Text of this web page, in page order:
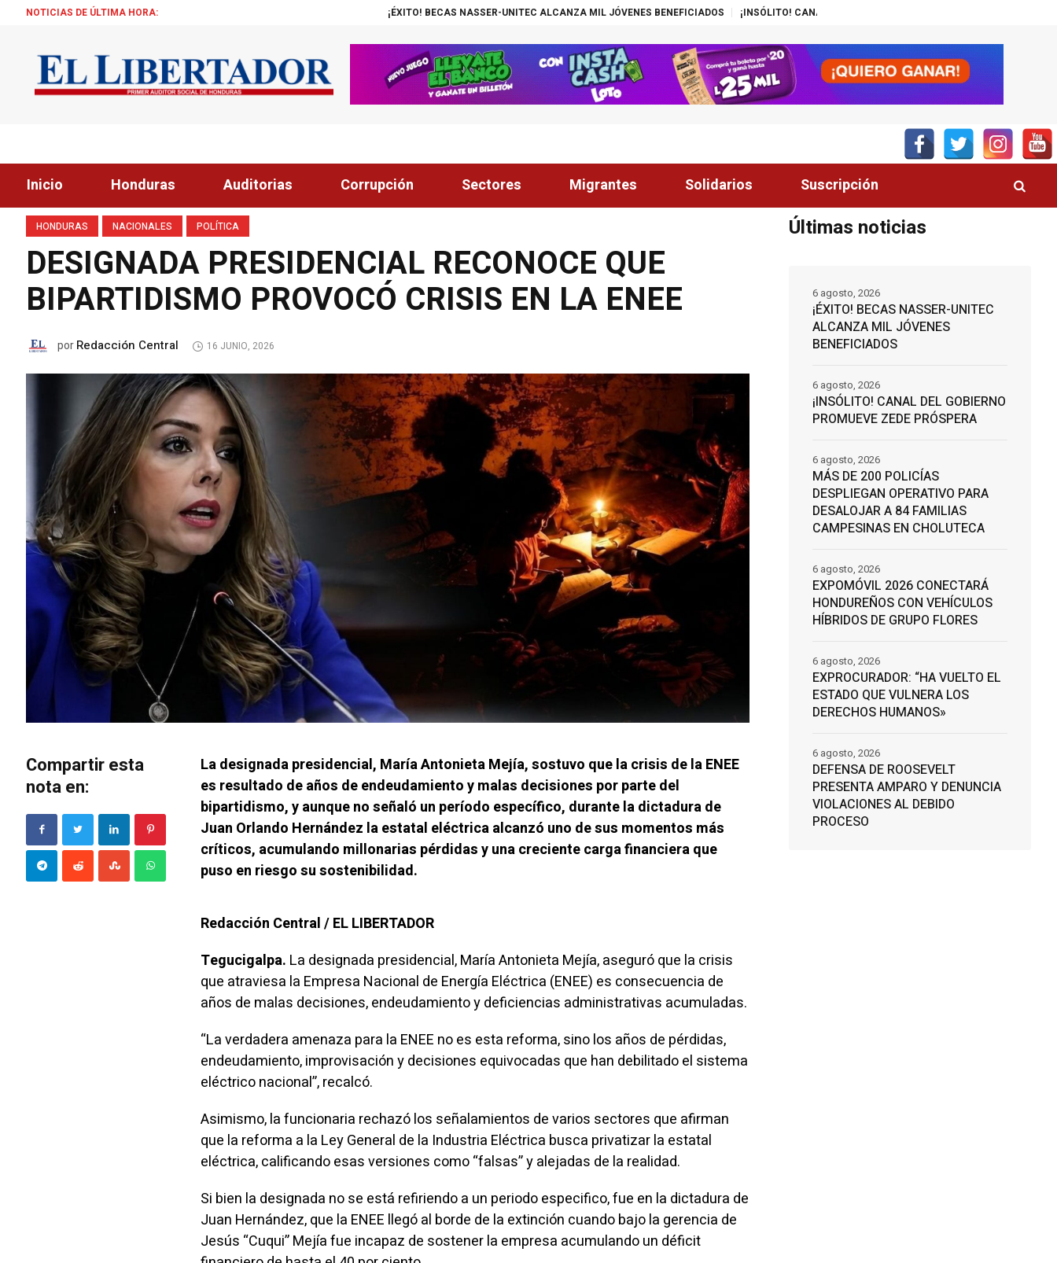
NOTICIAS DE ÚLTIMA HORA: ¡ÉXITO! BECAS NASSER-UNITEC ALCANZA MIL JÓVENES BENEFICIADOS ¡INSÓLITO! CANAL DEL GOBIERNO PROMUEVE ZEDE PRÓSPERA
Inicio Honduras Auditorias Corrupción Sectores Migrantes Solidarios Suscripción
HONDURAS NACIONALES POLÍTICA
DESIGNADA PRESIDENCIAL RECONOCE QUE
BIPARTIDISMO PROVOCÓ CRISIS EN LA ENEE
porRedacción Central 16 JUNIO, 2026
Compartir esta
nota en:
La designada presidencial, María Antonieta Mejía, sostuvo que la crisis de la ENEE
es resultado de años de endeudamiento y malas decisiones por parte del
bipartidismo, y aunque no señaló un período específico, durante la dictadura de
Juan Orlando Hernández la estatal eléctrica alcanzó uno de sus momentos más
críticos, acumulando millonarias pérdidas y una creciente carga financiera que
puso en riesgo su sostenibilidad.
Redacción Central / EL LIBERTADOR
Tegucigalpa. La designada presidencial, María Antonieta Mejía, aseguró que la crisis
que atraviesa la Empresa Nacional de Energía Eléctrica (ENEE) es consecuencia de
años de malas decisiones, endeudamiento y deficiencias administrativas acumuladas.
“La verdadera amenaza para la ENEE no es esta reforma, sino los años de pérdidas,
endeudamiento, improvisación y decisiones equivocadas que han debilitado el sistema
eléctrico nacional”, recalcó.
Asimismo, la funcionaria rechazó los señalamientos de varios sectores que afirman
que la reforma a la Ley General de la Industria Eléctrica busca privatizar la estatal
eléctrica, calificando esas versiones como “falsas” y alejadas de la realidad.
Si bien la designada no se está refiriendo a un periodo especifico, fue en la dictadura de
Juan Hernández, que la ENEE llegó al borde de la extinción cuando bajo la gerencia de
Jesús “Cuqui” Mejía fue incapaz de sostener la empresa acumulando un déficit
Últimas noticias
¡ÉXITO! BECAS NASSER-UNITEC
ALCANZA MIL JÓVENES
BENEFICIADOS
6 agosto, 2026
¡INSÓLITO! CANAL DEL GOBIERNO
PROMUEVE ZEDE PRÓSPERA
6 agosto, 2026
MÁS DE 200 POLICÍAS
DESPLIEGAN OPERATIVO PARA
DESALOJAR A 84 FAMILIAS
CAMPESINAS EN CHOLUTECA
6 agosto, 2026
EXPOMÓVIL 2026 CONECTARÁ
HONDUREÑOS CON VEHÍCULOS
HÍBRIDOS DE GRUPO FLORES
6 agosto, 2026
EXPROCURADOR: “HA VUELTO EL
ESTADO QUE VULNERA LOS
DERECHOS HUMANOS»
6 agosto, 2026
DEFENSA DE ROOSEVELT
PRESENTA AMPARO Y DENUNCIA
VIOLACIONES AL DEBIDO
PROCESO
6 agosto, 2026